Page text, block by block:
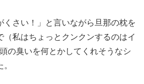
くさい！」と言いながら旦那の枕を
（私はちょっとクンクンするのはイ
の臭いを何とかしてくれそうなシ